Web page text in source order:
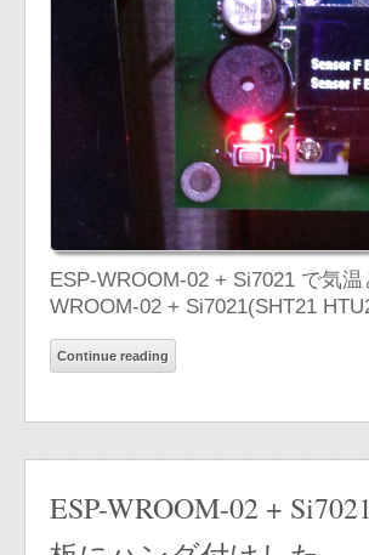
ESP-WROOM-02 + Si7021 で気
WROOM-02 + Si7021(SHT21
Continue reading
ESP-WROOM-02 +